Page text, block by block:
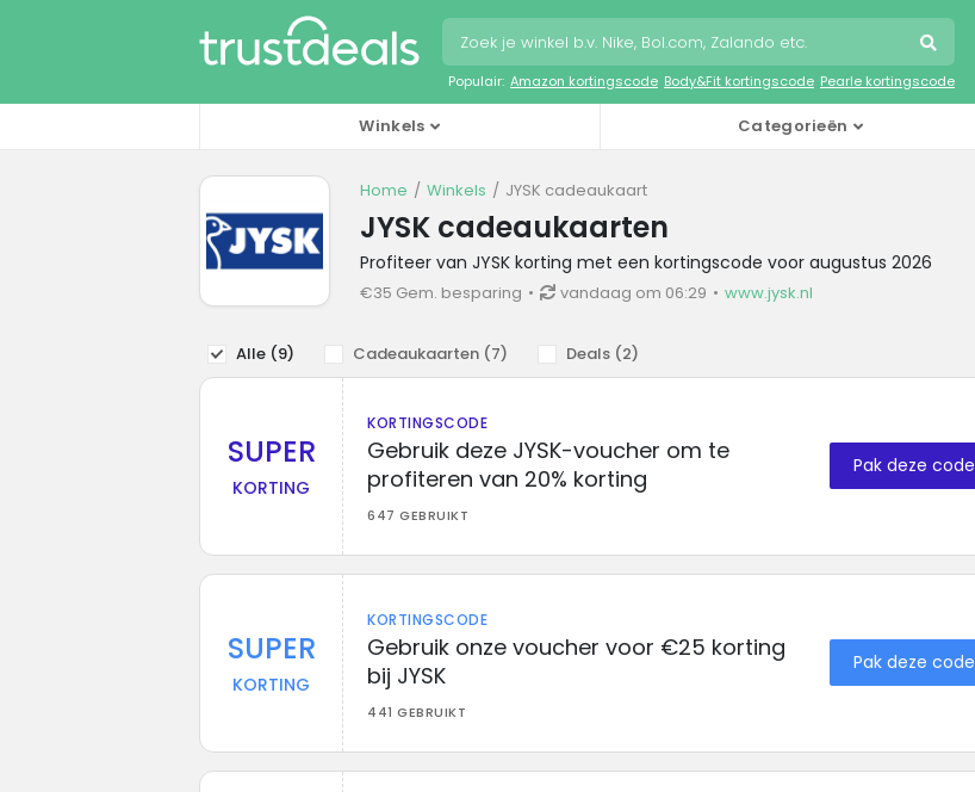
Populair: Amazon kortingscode Body&Fit kortingscode Pearle kortingscode
Winkels Categorieën
Home Winkels JYSK cadeaukaart
JYSK cadeaukaarten
Profiteer van JYSK korting met een kortingscode voor augustus 2026
€35 Gem. besparing vandaag om 06:29 www.jysk.nl
Alle (9) Cadeaukaarten (7) Deals (2)
SUPER
KORTING
KORTINGSCODE
Gebruik deze JYSK-voucher om te
profiteren van 20% korting
647 GEBRUIKT
Pak deze code
SUPER
KORTING
KORTINGSCODE
Gebruik onze voucher voor €25 korting
bij JYSK
441 GEBRUIKT
Pak deze code